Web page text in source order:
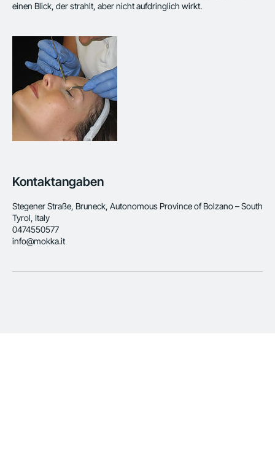
einen Blick, der strahlt, aber nicht aufdringlich wirkt.
Kontaktangaben
Stegener Straße, Bruneck, Autonomous Province of Bolzano – South
Tyrol, Italy
0474550577
info@mokka.it